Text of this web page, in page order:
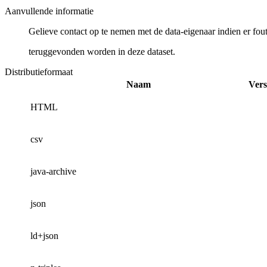
Aanvullende informatie
Gelieve contact op te nemen met de data-eigenaar indien er
teruggevonden worden in deze dataset.
Distributieformaat
Naam
HTML
csv
java-archive
json
ld+json